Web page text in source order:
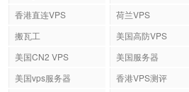
香港直连VPS
荷兰VPS
搬瓦工
美国高防VPS
美国CN2 VPS
美国服务器
美国vps服务器
香港VPS测评